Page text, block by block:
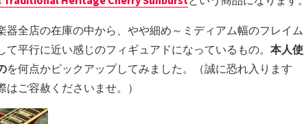
器全店の在庫の中から、やや細め～ミディアム幅のフレイム
平行に近い感じのフィギュアドになっているもの。 本人使
を何点かピックアップしてみました。（誠に恐れ入ります
ご容赦くださいませ。）